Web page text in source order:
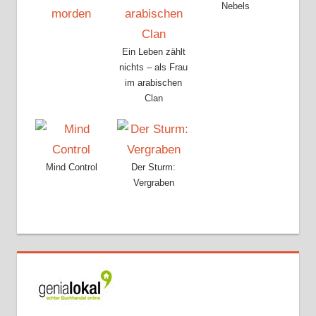
Ein Leben zählt
nichts – als Frau
im arabischen
Clan
Nebels
Mind Control
Der Sturm:
Vergraben